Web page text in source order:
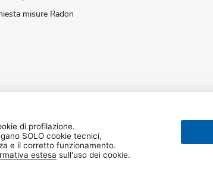
misure Radon
per la
del
di profilazione.
SOLO cookie tecnici,
e il corretto funzionamento.
estesa sull'uso dei cookie.